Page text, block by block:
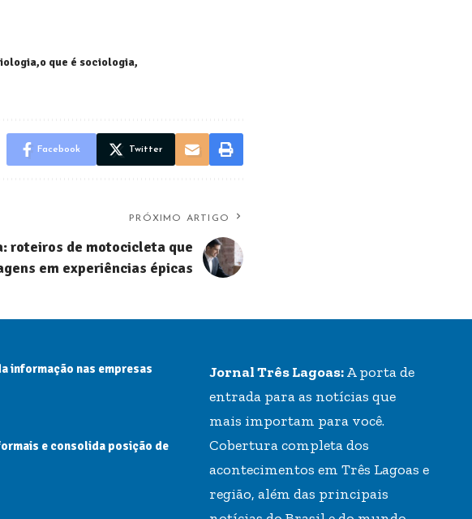
o que é sociologia
Facebook Twitter
PRÓXIMO ARTIGO
roteiros de motocicleta que
em experiências épicas
informação nas empresas
e consolida posição de
Jornal Três Lagoas:A porta de
entrada para as notícias que
mais importam para você.
Cobertura completa dos
acontecimentos em Três Lagoas e
região, além das principais